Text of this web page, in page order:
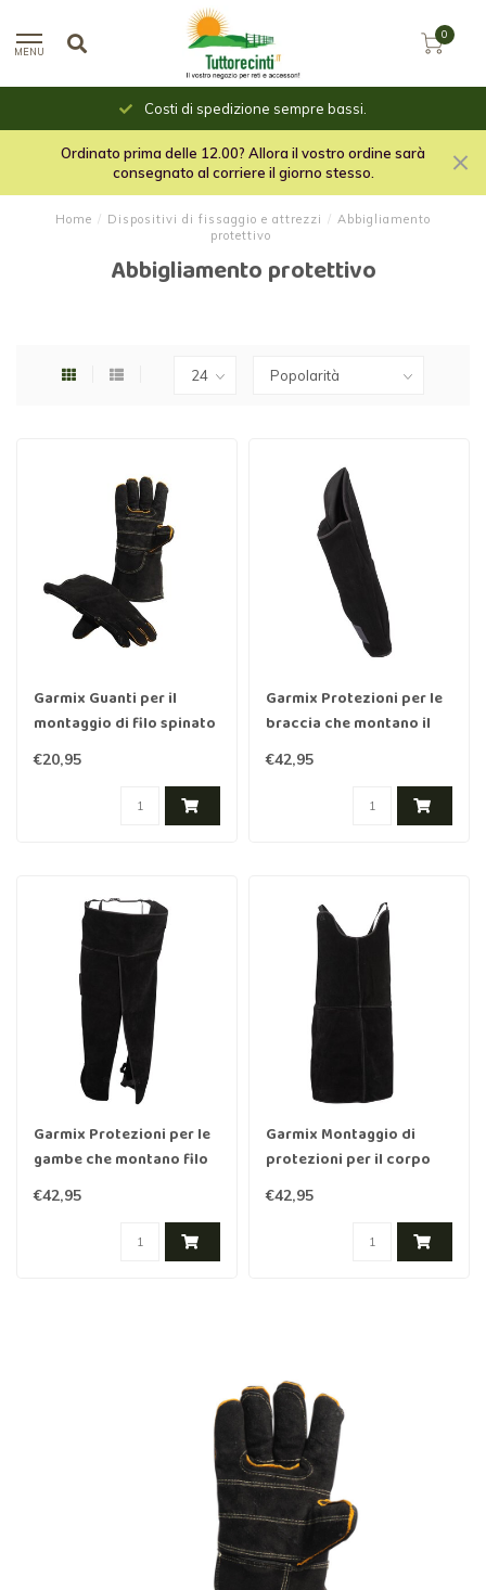
MENU
0
Costi di spedizione sempre bassi.
Ordinato prima delle 12.00? Allora il vostro ordine sarà
consegnato al corriere il giorno stesso.
Home / Dispositivi di fissaggio e attrezzi / Abbigliamento
protettivo
Abbigliamento protettivo
Garmix Guanti per il
montaggio di filo spinato
e rasoio
€20,95
Garmix Protezioni per le
braccia che montano il
filo spinato e il rasoio
€42,95
Garmix Protezioni per le
gambe che montano filo
spinato e rasoio
€42,95
Garmix Montaggio di
protezioni per il corpo
Filo spinato e rasoio
€42,95